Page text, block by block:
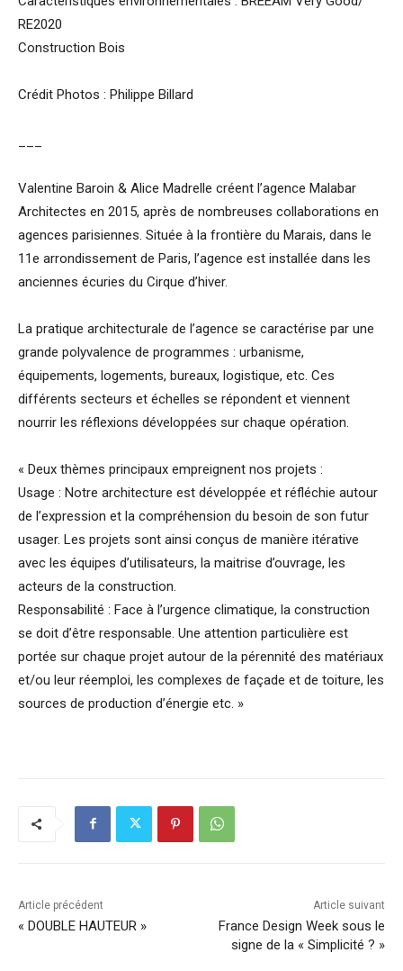
RE2020
Construction Bois
Crédit Photos : Philippe Billard
Valentine Baroin & Alice Madrelle créent l’agence Malabar
Architectes en 2015, après de nombreuses collaborations en
agences parisiennes. Située à la frontière du Marais, dans le
11e arrondissement de Paris, l’agence est installée dans les
anciennes écuries du Cirque d’hiver.
La pratique architecturale de l’agence se caractérise par une
grande polyvalence de programmes : urbanisme,
équipements, logements, bureaux, logistique, etc. Ces
différents secteurs et échelles se répondent et viennent
nourrir les réflexions développées sur chaque opération.
« Deux thèmes principaux empreignent nos projets :
Usage : Notre architecture est développée et réfléchie autour
de l’expression et la compréhension du besoin de son futur
usager. Les projets sont ainsi conçus de manière itérative
avec les équipes d’utilisateurs, la maitrise d’ouvrage, les
acteurs de la construction.
Responsabilité : Face à l’urgence climatique, la construction
se doit d’être responsable. Une attention particulière est
portée sur chaque projet autour de la pérennité des matériaux
et/ou leur réemploi, les complexes de façade et de toiture, les
sources de production d’énergie etc. »
Article précédent
« DOUBLE HAUTEUR »
Article suivant
France Design Week sous le
signe de la « Simplicité ? »